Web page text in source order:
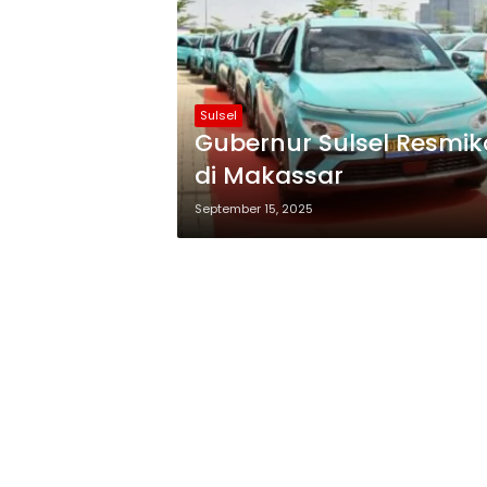
Sulsel
Gubernur Sulsel
di Makassar
September 15, 2025